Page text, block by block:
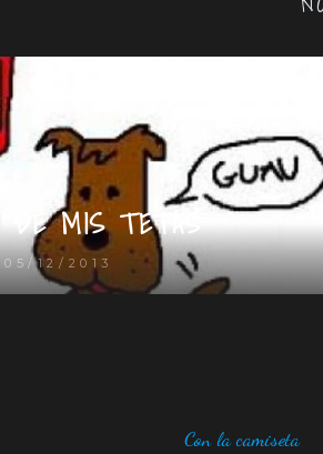
DE MIS TETAS
05/12/2013
Con la camiseta